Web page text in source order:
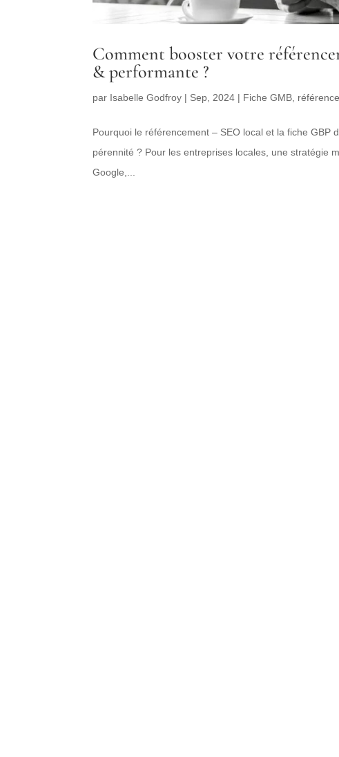
Comment booster votre
& performante ?
par Isabelle Godfroy | Sep, 2024 | Fiche GMB
Pourquoi le référencement – SEO local et la fiche
pérennité ? Pour les entreprises locales, une stratégie
Google,...